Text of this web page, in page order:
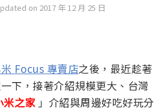
on 2017 年 12 月 25 日
Focus 專賣店之後，最近趁著
下，接著介紹規模更大、台灣
米之家」介紹與周邊好吃好玩分